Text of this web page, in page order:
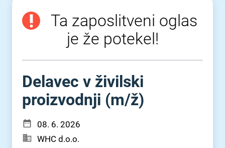
Ta zaposlitveni oglas
je že potekel!
Delavec v živilski
proizvodnji (m⁠/⁠ž)
08. 6. 2026
WHC d.o.o.